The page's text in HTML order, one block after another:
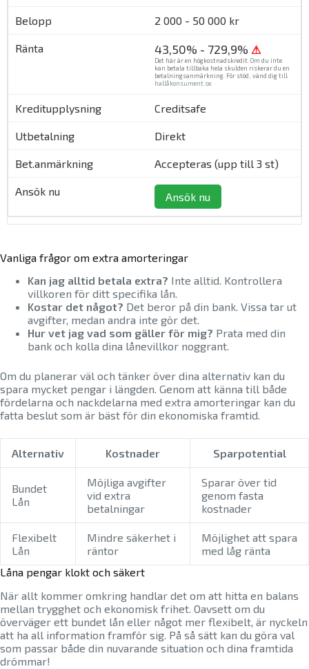
2 000 - 50 000 kr
43,50% - 729,9% ⚠
Det här är en högkostnadskredit. Om du inte
kan betala tillbaka hela skulden riskerar du en
betalningsanmärkning. För stöd, vänd dig till
hallåkonsument.se
Creditsafe
Direkt
Accepteras (upp till 3 st)
Ansök nu
Vanliga frågor om extra amorteringar
Kan jag alltid betala extra? Inte alltid. Kontrollera
villkoren för ditt specifika lån.
Kostar det något? Det beror på din bank. Vissa tar ut
avgifter, medan andra inte gör det.
Hur vet jag vad som gäller för mig? Prata med din
bank och kolla dina lånevillkor noggrant.
Om du planerar väl och tänker över dina alternativ kan du
spara mycket pengar i längden. Genom att känna till både
fördelarna och nackdelarna med extra amorteringar kan du
fatta beslut som är bäst för din ekonomiska framtid.
Alternativ Kostnader Sparpotential
Bundet
Lån
Möjliga avgifter
vid extra
betalningar
Sparar över tid
genom fasta
kostnader
Flexibelt
Lån
Mindre säkerhet i
räntor
Möjlighet att spara
med låg ränta
Låna pengar klokt och säkert
När allt kommer omkring handlar det om att hitta en balans
mellan trygghet och ekonomisk frihet. Oavsett om du
överväger ett bundet lån eller något mer flexibelt, är nyckeln
att ha all information framför sig. På så sätt kan du göra val
som passar både din nuvarande situation och dina framtida
drömmar!